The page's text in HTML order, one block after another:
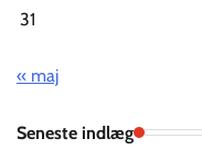
31
« maj
Seneste indlæg